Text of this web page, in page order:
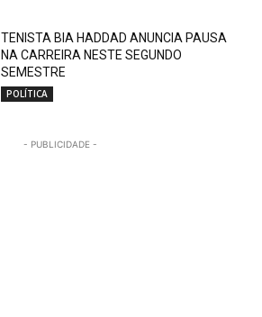
TENISTA BIA HADDAD ANUNCIA PAUSA
NA CARREIRA NESTE SEGUNDO
SEMESTRE
POLÍTICA
- PUBLICIDADE -